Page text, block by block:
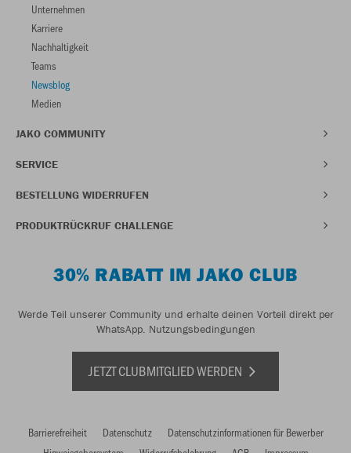
Unternehmen
Karriere
Nachhaltigkeit
Teams
Newsblog
Medien
JAKO COMMUNITY
SERVICE
BESTELLUNG WIDERRUFEN
PRODUKTRÜCKRUF CHALLENGE
30% RABATT IM JAKO CLUB
Werde Teil unserer Community und erhalte deinen Vorteil direkt per
WhatsApp. Nutzungsbedingungen
JETZT CLUBMITGLIED WERDEN
Barrierefreiheit Datenschutz
Datenschutzinformationen für Bewerber